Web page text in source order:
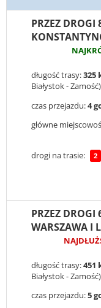
PRZEZ DROGI
długość trasy:325
Białystok - Zamość)
czas przejazdu:4
główne
drogi na trasie: 2
PRZEZ DROGI
WARSZAWA I
długość trasy:451
Białystok - Zamość)
czas przejazdu:5